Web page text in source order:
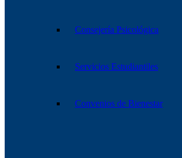
Consejería Psicológica
Servicios Estudiantiles
Convenios de Bienestar